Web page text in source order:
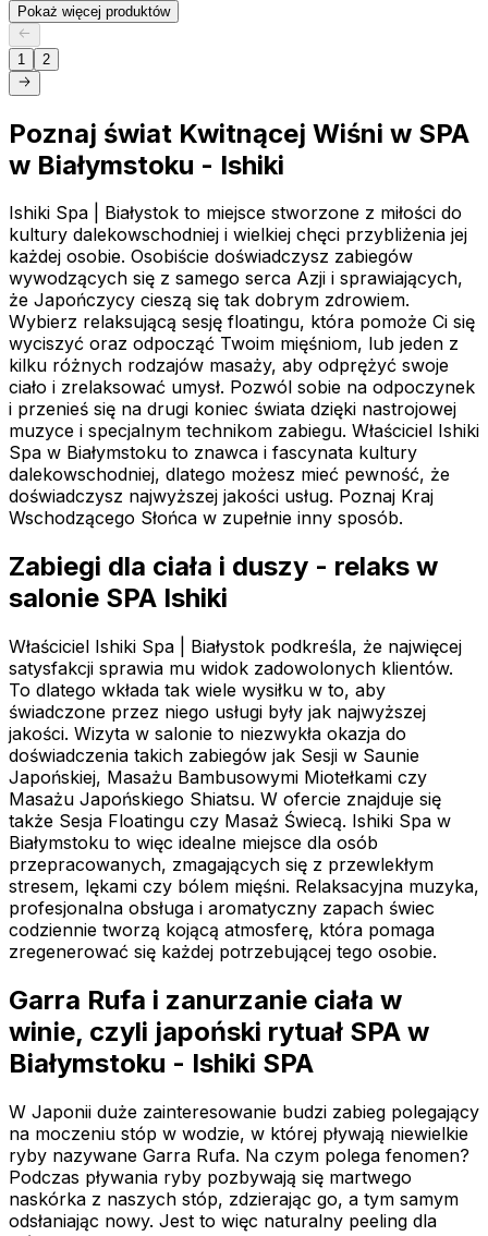
Pokaż więcej produktów
1 2
Poznaj świat Kwitnącej Wiśni w SPA
w Białymstoku - Ishiki
Ishiki Spa | Białystok to miejsce stworzone z miłości do
kultury dalekowschodniej i wielkiej chęci przybliżenia jej
każdej osobie. Osobiście doświadczysz zabiegów
wywodzących się z samego serca Azji i sprawiających,
że Japończycy cieszą się tak dobrym zdrowiem.
Wybierz relaksującą sesję floatingu, która pomoże Ci się
wyciszyć oraz odpocząć Twoim mięśniom, lub jeden z
kilku różnych rodzajów masaży, aby odprężyć swoje
ciało i zrelaksować umysł. Pozwól sobie na odpoczynek
i przenieś się na drugi koniec świata dzięki nastrojowej
muzyce i specjalnym technikom zabiegu. Właściciel Ishiki
Spa w Białymstoku to znawca i fascynata kultury
dalekowschodniej, dlatego możesz mieć pewność, że
doświadczysz najwyższej jakości usług. Poznaj Kraj
Wschodzącego Słońca w zupełnie inny sposób.
Zabiegi dla ciała i duszy - relaks w
salonie SPA Ishiki
Właściciel Ishiki Spa | Białystok podkreśla, że najwięcej
satysfakcji sprawia mu widok zadowolonych klientów.
To dlatego wkłada tak wiele wysiłku w to, aby
świadczone przez niego usługi były jak najwyższej
jakości. Wizyta w salonie to niezwykła okazja do
doświadczenia takich zabiegów jak Sesji w Saunie
Japońskiej, Masażu Bambusowymi Miotełkami czy
Masażu Japońskiego Shiatsu. W ofercie znajduje się
także Sesja Floatingu czy Masaż Świecą. Ishiki Spa w
Białymstoku to więc idealne miejsce dla osób
przepracowanych, zmagających się z przewlekłym
stresem, lękami czy bólem mięśni. Relaksacyjna muzyka,
profesjonalna obsługa i aromatyczny zapach świec
codziennie tworzą kojącą atmosferę, która pomaga
zregenerować się każdej potrzebującej tego osobie.
Garra Rufa i zanurzanie ciała w
winie, czyli japoński rytuał SPA w
Białymstoku - Ishiki SPA
W Japonii duże zainteresowanie budzi zabieg polegający
na moczeniu stóp w wodzie, w której pływają niewielkie
ryby nazywane Garra Rufa. Na czym polega fenomen?
Podczas pływania ryby pozbywają się martwego
naskórka z naszych stóp, zdzierając go, a tym samym
odsłaniając nowy. Jest to więc naturalny peeling dla